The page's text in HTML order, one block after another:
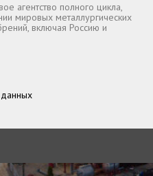
агентство полного цикла,
мировых металлургических
включая Россию и